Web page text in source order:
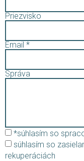
Priezvisko
Email *
Správa
*súhlasím so
súhlasím so
rekuperáciách